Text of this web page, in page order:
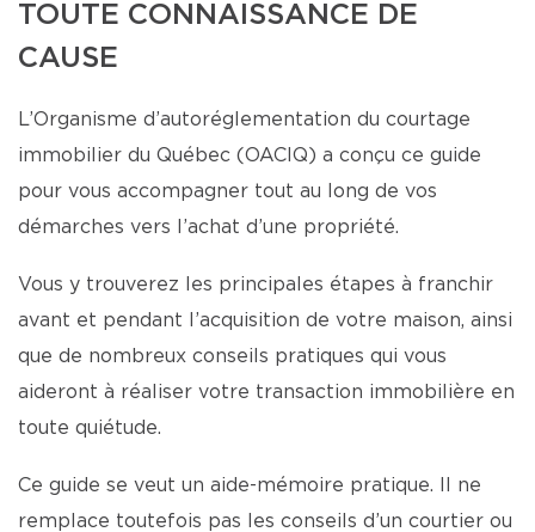
TOUTE CONNAISSANCE DE
CAUSE
L’Organisme d’autoréglementation du courtage
immobilier du Québec (OACIQ) a conçu ce guide
pour vous accompagner tout au long de vos
démarches vers l’achat d’une propriété.
Vous y trouverez les principales étapes à franchir
avant et pendant l’acquisition de votre maison, ainsi
que de nombreux conseils pratiques qui vous
aideront à réaliser votre transaction immobilière en
toute quiétude.
Ce guide se veut un aide-mémoire pratique. Il ne
remplace toutefois pas les conseils d’un courtier ou